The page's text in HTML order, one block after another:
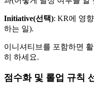
Initiative(선택): KR에 영
하는 일).
이니셔티브를 포함하면
히 하세요.
점수화 및 롤업 규칙